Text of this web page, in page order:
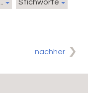
Stichworte
nachher